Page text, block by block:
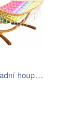
Dimenza Zahradní houpací síť MOON -…